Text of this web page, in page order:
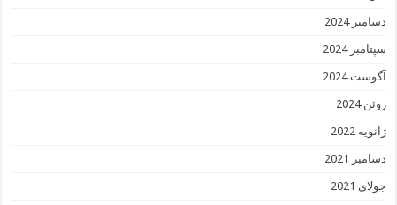
دسامبر 2024
سپتامبر 2024
آگوست 2024
ژوئن 2024
ژانویه 2022
دسامبر 2021
جولای 2021